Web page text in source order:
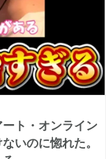
ト・オンライン
いのに惚れた。